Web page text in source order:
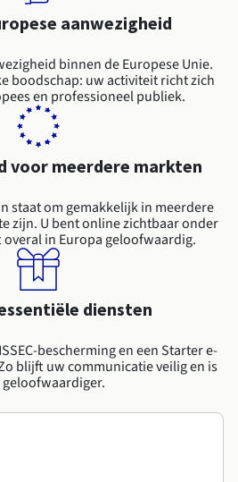
aanwezigheid
binnen de Europese Unie.
boodschap: uw activiteit richt zich
en professioneel publiek.
voor meerdere markten
staat om gemakkelijk in meerdere
zijn. U bent online zichtbaar onder
in Europa geloofwaardig.
diensten
bescherming en een Starter e-
blijft uw communicatie veilig en is
geloofwaardiger.